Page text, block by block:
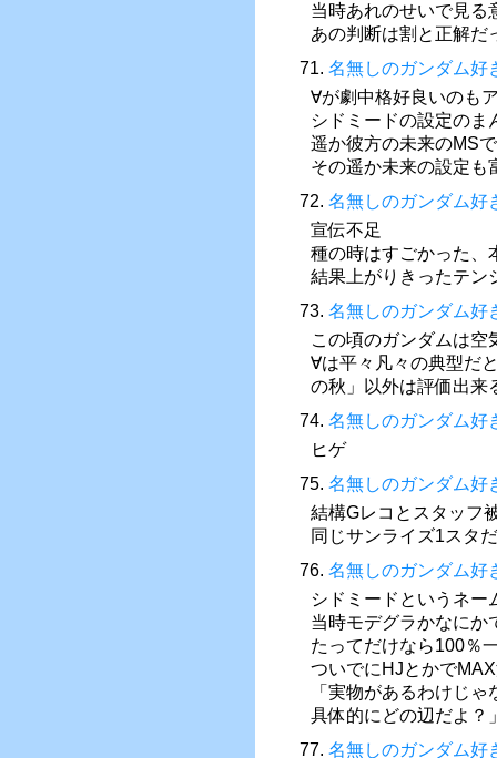
当時あれのせいで見る
あの判断は割と正解だ
71. 名無しのガンダム好
∀が劇中格好良いのも
シドミードの設定のま
遥か彼方の未来のMS
その遥か未来の設定も
72. 名無しのガンダム好
宣伝不足
種の時はすごかった、
結果上がりきったテン
73. 名無しのガンダム好
この頃のガンダムは空
∀は平々凡々の典型だ
の秋」以外は評価出来
74. 名無しのガンダム好
ヒゲ
75. 名無しのガンダム好
結構Gレコとスタッフ
同じサンライズ1スタ
76. 名無しのガンダム好
シドミードというネー
当時モデグラかなにか
たってだけなら100％
ついでにHJとかで
「実物があるわけじ
具体的にどの辺だよ？
77. 名無しのガンダム好